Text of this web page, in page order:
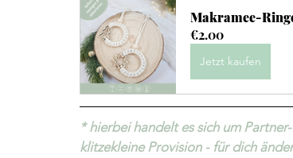
Makramee-
€2.00
Jetzt kaufen
* hierbei handelt es sich um
klitzekleine Provision - für dich